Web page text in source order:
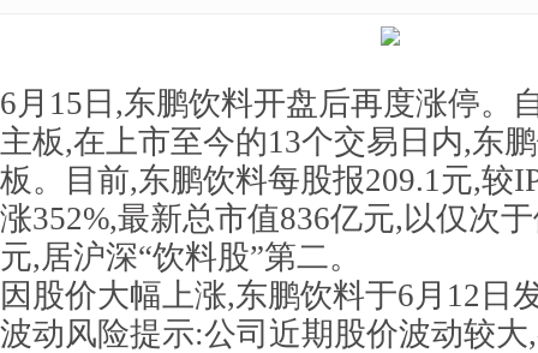
6月15日,东鹏饮料开盘后再度涨停。
主板,在上市至今的13个交易日内,东
板。目前,东鹏饮料每股报209.1元,较
涨352%,最新总市值836亿元,以仅次
元,居沪深“饮料股”第二。
因股价大幅上涨,东鹏饮料于6月12日
波动风险提示:公司近期股价波动较大